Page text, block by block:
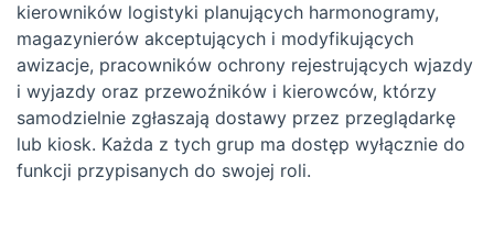
kierowników logistyki planujących harmonogramy,
magazynierów akceptujących i modyfikujących
awizacje, pracowników ochrony rejestrujących wjazdy
i wyjazdy oraz przewoźników i kierowców, którzy
samodzielnie zgłaszają dostawy przez przeglądarkę
lub kiosk. Każda z tych grup ma dostęp wyłącznie do
funkcji przypisanych do swojej roli.